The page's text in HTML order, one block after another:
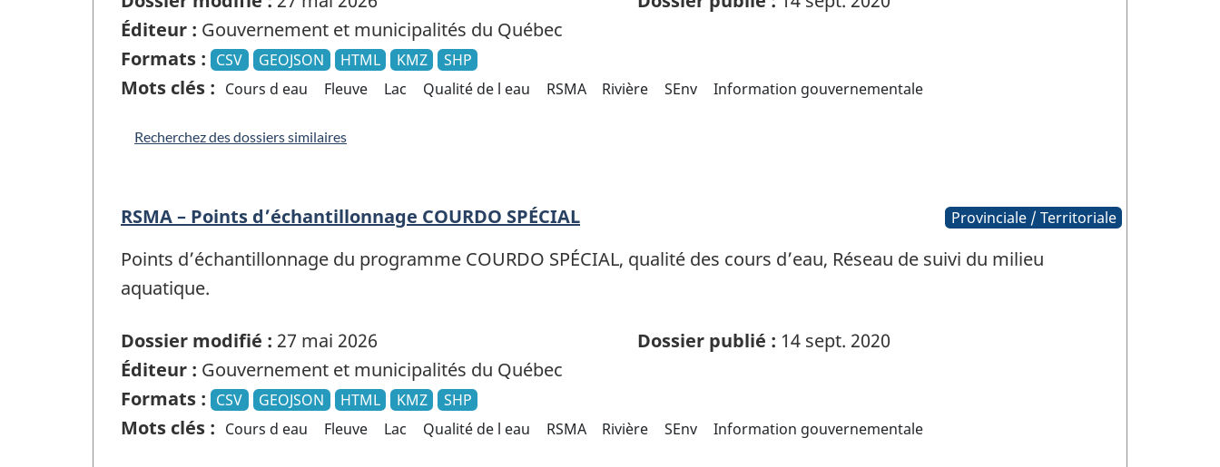
Éditeur : Gouvernement et municipalités du Québec
Formats : CSV GEOJSON HTML KMZ SHP
Mots clés : Cours d eau Fleuve Lac Qualité de l eau RSMA Rivière SEnv Information gouvernementale
Recherchez des dossiers similaires
RSMA – Points d’échantillonnage COURDO SPÉCIAL Provinciale / Territoriale
Points d’échantillonnage du programme COURDO SPÉCIAL, qualité des cours d’eau, Réseau de suivi du milieu
aquatique.
Dossier modifié : 27 mai 2026 Dossier publié : 14 sept. 2020
Éditeur : Gouvernement et municipalités du Québec
Formats : CSV GEOJSON HTML KMZ SHP
Mots clés : Cours d eau Fleuve Lac Qualité de l eau RSMA Rivière SEnv Information gouvernementale